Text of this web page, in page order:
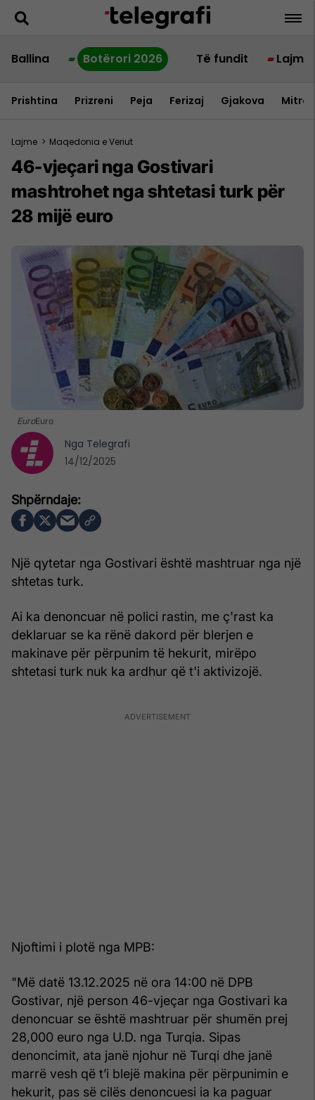
Ballina Botërori 2026 Të fundit Lajme
Prishtina Prizreni Peja Ferizaj Gjakova
Lajme > Maqedonia e Veriut
46-vjeçari nga Gostivari
mashtrohet nga shtetasi turk për
28 mijë euro
EuroEuro
Një qytetar nga Gostivari është mashtruar nga një
shtetas turk.
Ai ka denoncuar në polici rastin, me ç'rast ka
deklaruar se ka rënë dakord për blerjen e
makinave për përpunim të hekurit, mirëpo
shtetasi turk nuk ka ardhur që t'i aktivizojë.
Njoftimi i plotë nga MPB:
"Më datë 13.12.2025 në ora 14:00 në DPB
Gostivar, një person 46-vjeçar nga Gostivari ka
denoncuar se është mashtruar për shumën prej
28,000 euro nga U.D. nga Turqia. Sipas
denoncimit, ata janë njohur në Turqi dhe janë
marrë vesh që t’i blejë makina për përpunimin e
hekurit, pas së cilës denoncuesi ia ka paguar
Nga Telegrafi
14/12/2025